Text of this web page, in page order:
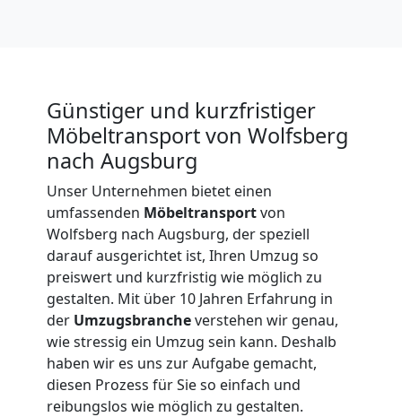
Günstiger und kurzfristiger
Möbeltransport von Wolfsberg
nach Augsburg
Unser Unternehmen bietet einen
umfassenden Möbeltransportvon
Wolfsberg nach Augsburg, der speziell
darauf ausgerichtet ist, Ihren Umzug so
preiswert und kurzfristig wie möglich zu
gestalten. Mit über 10 Jahren Erfahrung in
der Umzugsbrancheverstehen wir genau,
wie stressig ein Umzug sein kann. Deshalb
haben wir es uns zur Aufgabe gemacht,
diesen Prozess für Sie so einfach und
reibungslos wie möglich zu gestalten.